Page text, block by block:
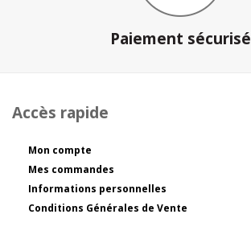
Paiement sécurisé
Accès rapide
Mon compte
Mes commandes
Informations personnelles
Conditions Générales de Vente